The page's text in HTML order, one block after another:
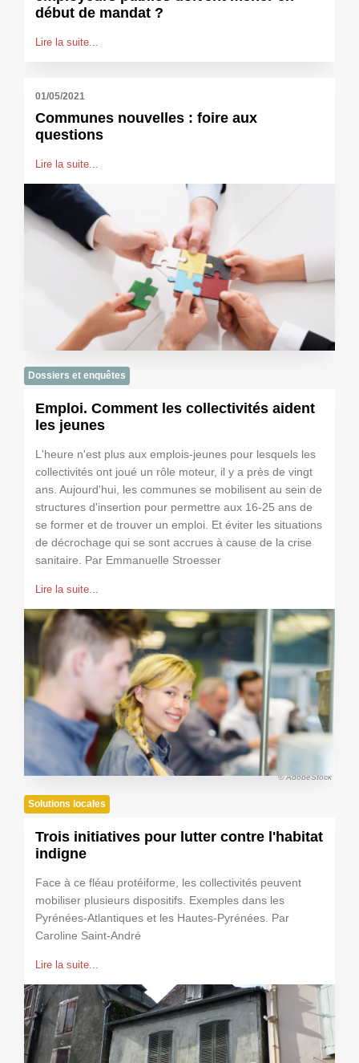
début de mandat ?
Lire la suite...
01/05/2021
Communes nouvelles : foire aux
questions
Lire la suite...
Dossiers et enquêtes
Emploi. Comment les collectivités aident
les jeunes
L'heure n'est plus aux emplois-jeunes pour lesquels les
collectivités ont joué un rôle moteur, il y a près de vingt
ans. Aujourd'hui, les communes se mobilisent au sein de
structures d'insertion pour permettre aux 16-25 ans de
se former et de trouver un emploi. Et éviter les situations
de décrochage qui se sont accrues à cause de la crise
sanitaire. Par Emmanuelle Stroesser
Lire la suite...
© AdobeStock
Solutions locales
Trois initiatives pour lutter contre l'habitat
indigne
Face à ce fléau protéiforme, les collectivités peuvent
mobiliser plusieurs dispositifs. Exemples dans les
Pyrénées-Atlantiques et les Hautes-Pyrénées. Par
Caroline Saint-André
Lire la suite...